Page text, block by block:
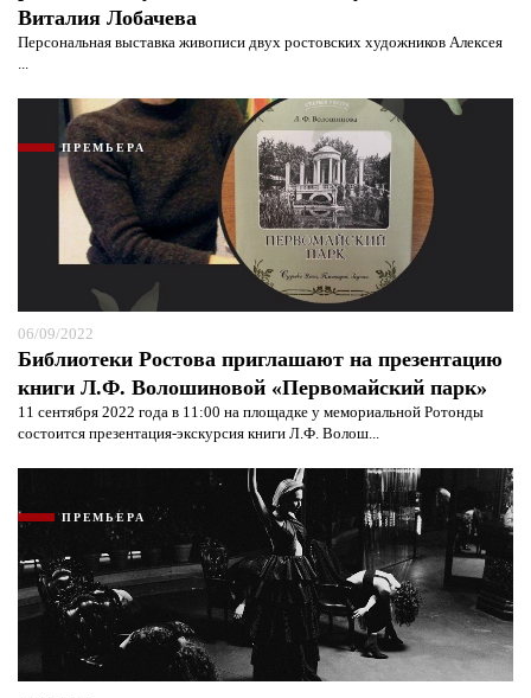
Виталия Лобачева
Персональная выставка живописи двух ростовских художников Алексея
...
ПРЕМЬЕРА
06/09/2022
Библиотеки Ростова приглашают на презентацию
книги Л.Ф. Волошиновой «Первомайский парк»
11 сентября 2022 года в 11:00 на площадке у мемориальной Ротонды
состоится презентация-экскурсия книги Л.Ф. Волош...
ПРЕМЬЕРА